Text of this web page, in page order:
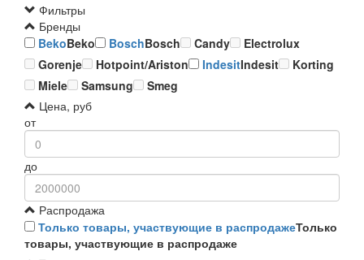
Фильтры
Бренды
BekoBeko BoschBosch Candy
Electrolux
Gorenje
Hotpoint/Ariston IndesitIndesit
Korting
Miele
Samsung
Smeg
Цена, руб
от
до
Распродажа
Только товары, участвующие в распродажеТолько
товары, участвующие в распродаже